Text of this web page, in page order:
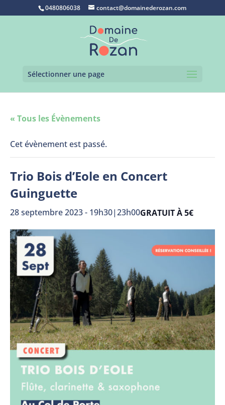
0480806038 contact@domainederozan.com
Sélectionner une page
« Tous les Évènements
Cet évènement est passé.
Trio Bois d’Eole en Concert
Guinguette
28 septembre 2023 - 19h30|23h00GRATUIT À 5€